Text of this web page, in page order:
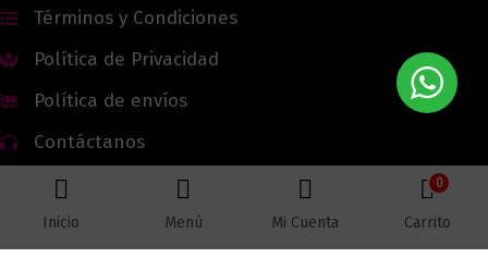
Términos y Condiciones
Política de Privacidad
Política de envíos
Contáctanos
Todos los derechos reservados © 2026 Lectores.co |
Inicio Menú Mi Cuenta
0
Carrito